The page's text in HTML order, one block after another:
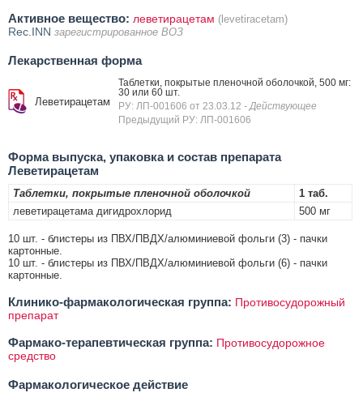
Активное вещество: леветирацетам (levetiracetam)
Rec.INN зарегистрированное ВОЗ
Лекарственная форма
Леветирацетам
Таблетки, покрытые пленочной оболочкой, 500 мг:
30 или 60 шт.
РУ: ЛП-001606 от 23.03.12 - Действующее
Предыдущий РУ: ЛП-001606
Форма выпуска, упаковка и состав препарата
Леветирацетам
Таблетки, покрытые пленочной оболочкой
1 таб.
леветирацетама дигидрохлорид
500 мг
10 шт. - блистеры из ПВХ/ПВДХ/алюминиевой фольги (3) - пачки
картонные.
10 шт. - блистеры из ПВХ/ПВДХ/алюминиевой фольги (6) - пачки
картонные.
Клинико-фармакологическая группа: Противосудорожный
препарат
Фармако-терапевтическая группа: Противосудорожное
средство
Фармакологическое действие